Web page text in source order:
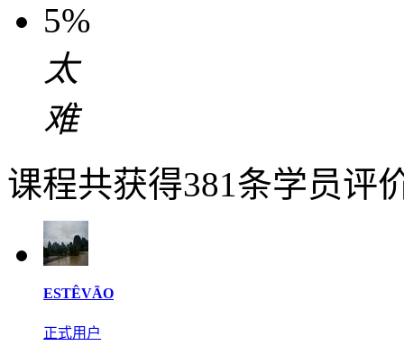
5%
太
难
课程共获得381条学员评
ESTÊVÃO
正式用户